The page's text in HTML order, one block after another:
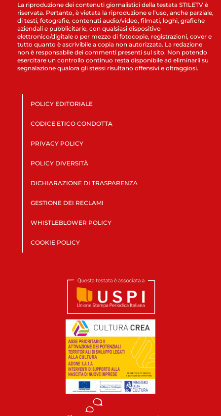
La riproduzione dei contenuti giornalistici della testata STILETV è
riservata. Pertanto, è vietata la riproduzione e l’uso, anche parziale,
di testi, fotografie, contenuti audio/video, filmati, loghi, grafiche
aziendali e pubblicitarie, con qualsiasi dispositivo
elettronico/digitale o per mezzo di fotocopie, registrazioni, cover e
tutto quanto è ascrivibile a copia non autorizzata. La redazione
non è responsabile dei commenti presenti sul sito. Non potendo
esercitare un controllo continuo resta disponibile ad eliminarli su
segnalazione qualora gli stessi risultano offensivi e oltraggiosi.
POLICY EDITORIALE
CODICE ETICO CONDOTTA
PRIVACY POLICY
POLICY DIVERSITÀ
DICHIARAZIONE DI TRASPARENZA
GESTIONE DEI RECLAMI
WHISTLEBLOWER POLICY
COOKIE POLICY